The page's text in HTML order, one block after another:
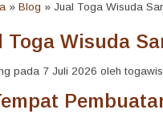
»Blog »Jual Toga Wisuda
Toga Wisuda
pada 7 Juli 2026 oleh